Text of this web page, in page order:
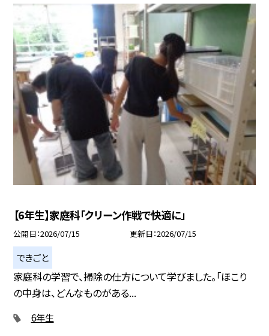
【6年生】家庭科「クリーン作戦で快適に」
公開日 2026/07/15 更新日 2026/07/15
できごと
家庭科の学習で、掃除の仕方について学びました。「ほこり
の中身は、どんなものがある...
6年生